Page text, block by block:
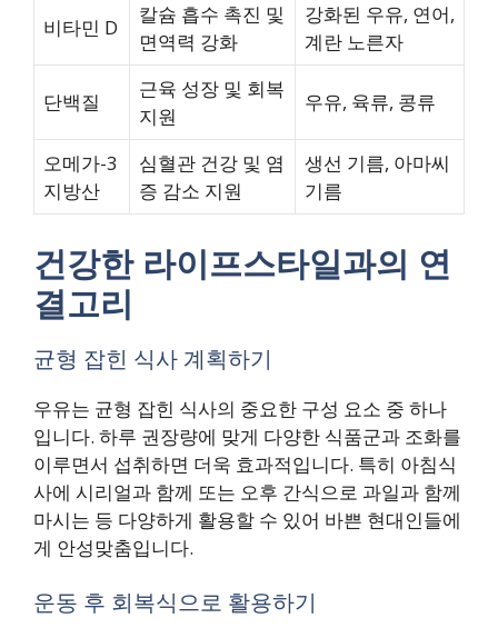
비타민 D
칼슘 흡수 촉진 및
면역력 강화
강화된 우유, 연어,
계란 노른자
단백질
근육 성장 및 회복
지원
우유, 육류, 콩류
오메가-3
지방산
심혈관 건강 및 염
증 감소 지원
생선 기름, 아마씨
기름
건강한 라이프스타일과의 연
결고리
균형 잡힌 식사 계획하기
우유는 균형 잡힌 식사의 중요한 구성 요소 중 하나
입니다. 하루 권장량에 맞게 다양한 식품군과 조화를
이루면서 섭취하면 더욱 효과적입니다. 특히 아침식
사에 시리얼과 함께 또는 오후 간식으로 과일과 함께
마시는 등 다양하게 활용할 수 있어 바쁜 현대인들에
게 안성맞춤입니다.
운동 후 회복식으로 활용하기